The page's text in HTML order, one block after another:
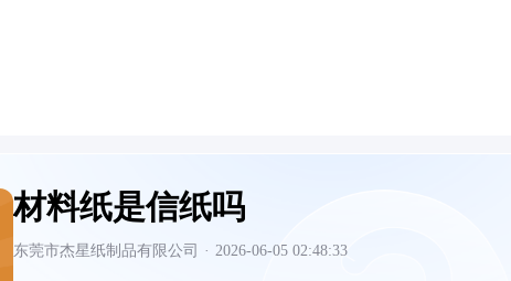
材料纸是信纸吗
东莞市杰星纸制品有限公司 · 2026-06-05 02:48:33